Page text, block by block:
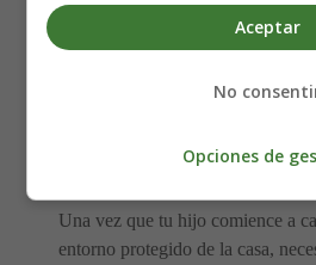
El objetivo principal de los
muevan dentro de casa.
Una vez que tu hijo comience a
entorno protegido de la casa,
Aceptar
No
Opciones de